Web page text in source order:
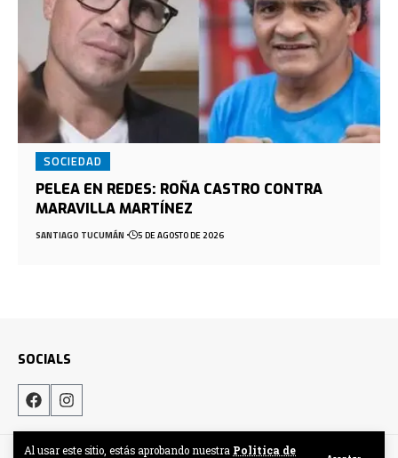
Al usar este sitio, estás aprobando nuestra Politica de
SOCIEDAD
PELEA EN REDES: ROÑA CASTRO CONTRA
MARAVILLA MARTÍNEZ
SANTIAGO TUCUMÁN 5 DE AGOSTO DE 2026
SOCIALS
Hecho por DigitalCrew